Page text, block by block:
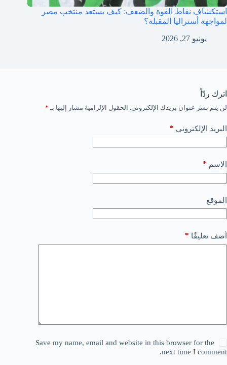
استكشاف نقاط القوة والضعف: كيف يستعد منتخب مصر
لمواجهة أستراليا المقبلة؟
يونيو 27, 2026
اترك ردّاً
لن يتم نشر عنوان بريدك الإلكتروني. الحقول الإلزامية مشار إليها بـ *
البريد الإلكتروني *
الاسم *
الموقع
أضف تعليقًا *
Save my name, email and website in this browser for the
next time I comment.